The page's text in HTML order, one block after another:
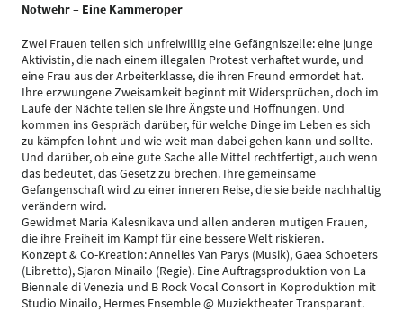
Notwehr – Eine Kammeroper
Zwei Frauen teilen sich unfreiwillig eine Gefängniszelle: eine junge
Aktivistin, die nach einem illegalen Protest verhaftet wurde, und
eine Frau aus der Arbeiterklasse, die ihren Freund ermordet hat.
Ihre erzwungene Zweisamkeit beginnt mit Widersprüchen, doch im
Laufe der Nächte teilen sie ihre Ängste und Hoffnungen. Und
kommen ins Gespräch darüber, für welche Dinge im Leben es sich
zu kämpfen lohnt und wie weit man dabei gehen kann und sollte.
Und darüber, ob eine gute Sache alle Mittel rechtfertigt, auch wenn
das bedeutet, das Gesetz zu brechen. Ihre gemeinsame
Gefangenschaft wird zu einer inneren Reise, die sie beide nachhaltig
verändern wird.
Gewidmet Maria Kalesnikava und allen anderen mutigen Frauen,
die ihre Freiheit im Kampf für eine bessere Welt riskieren.
Konzept & Co-Kreation: Annelies Van Parys (Musik), Gaea Schoeters
(Libretto), Sjaron Minailo (Regie). Eine Auftragsproduktion von La
Biennale di Venezia und B Rock Vocal Consort in Koproduktion mit
Studio Minailo, Hermes Ensemble @ Muziektheater Transparant.